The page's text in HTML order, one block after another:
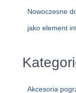
Nowoczesne
jako element
Akcesoria